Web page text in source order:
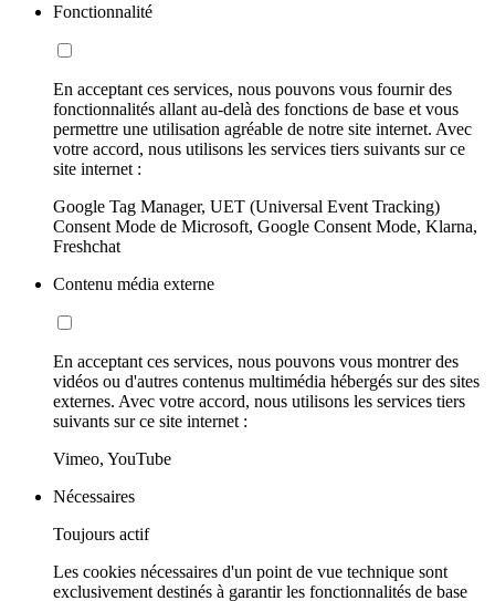
Fonctionnalité
En acceptant ces services, nous pouvons vous fournir des
fonctionnalités allant au-delà des fonctions de base et vous
permettre une utilisation agréable de notre site internet. Avec
votre accord, nous utilisons les services tiers suivants sur ce
site internet :
Google Tag Manager, UET (Universal Event Tracking)
Consent Mode de Microsoft, Google Consent Mode, Klarna,
Freshchat
Contenu média externe
En acceptant ces services, nous pouvons vous montrer des
vidéos ou d'autres contenus multimédia hébergés sur des sites
externes. Avec votre accord, nous utilisons les services tiers
suivants sur ce site internet :
Vimeo, YouTube
Nécessaires
Toujours actif
Les cookies nécessaires d'un point de vue technique sont
exclusivement destinés à garantir les fonctionnalités de base